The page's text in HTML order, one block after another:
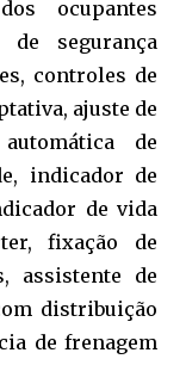
ocupantes
de segurança
controles de
ajuste de
de
indicador de
de vida
fixação de
assistente de
distribuição
de frenagem